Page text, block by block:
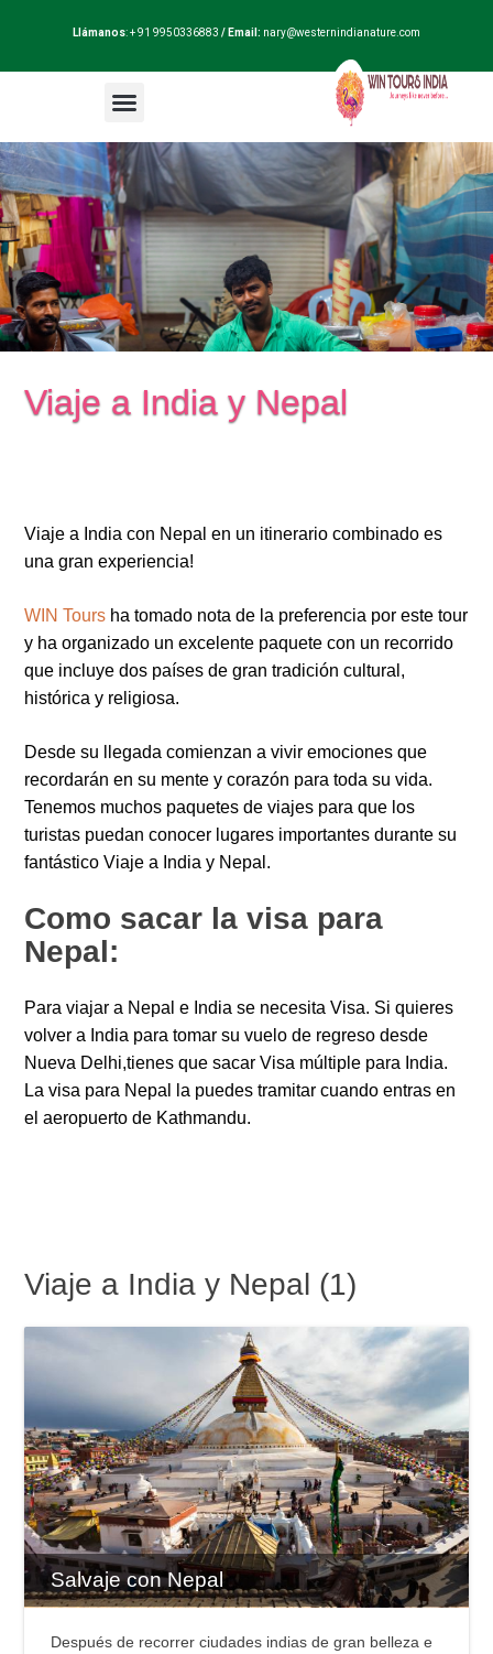
Llámanos: + 91 9950336883 / Email: nary@westernindianature.com
Viaje a India y Nepal
Viaje a India con Nepal en un itinerario combinado es
una gran experiencia!
WIN Tours ha tomado nota de la preferencia por este tour
y ha organizado un excelente paquete con un recorrido
que incluye dos países de gran tradición cultural,
histórica y religiosa.
Desde su llegada comienzan a vivir emociones que
recordarán en su mente y corazón para toda su vida.
Tenemos muchos paquetes de viajes para que los
turistas puedan conocer lugares importantes durante su
fantástico Viaje a India y Nepal.
Como sacar la visa para
Nepal:
Para viajar a Nepal e India se necesita Visa. Si quieres
volver a India para tomar su vuelo de regreso desde
Nueva Delhi,tienes que sacar Visa múltiple para India.
La visa para Nepal la puedes tramitar cuando entras en
el aeropuerto de Kathmandu.
Viaje a India y Nepal (1)
Salvaje con Nepal
Después de recorrer ciudades indias de gran belleza e